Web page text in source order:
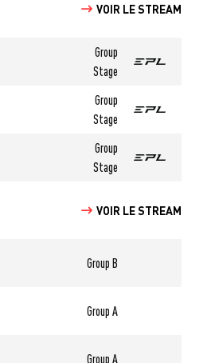
VOIR LE STREAM
Group
Stage
Group
Stage
Group
Stage
VOIR LE STREAM
Group B
Group A
Group A